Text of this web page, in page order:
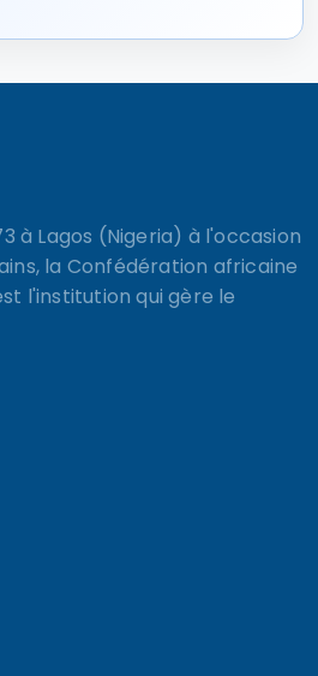
à Lagos (Nigeria) à l'occasion
la Confédération africaine
l'institution qui gère le